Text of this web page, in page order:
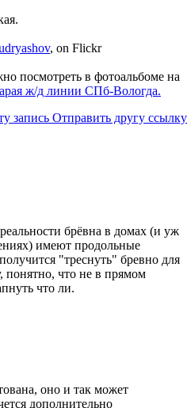
, on Flickr
посмотреть в фотоальбоме на
ж/д линии СПб-Вологда.
Отправить другу ссылку
брёвна в домах (и уж
имеют продольные
"треснуть" бревно для
понятно, что не в прямом
что ли.
оно и так может
дополнительно